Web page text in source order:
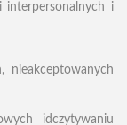
interpersonalnych i
nieakceptowanych
idczytywaniu